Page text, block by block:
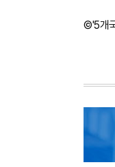
©'5개